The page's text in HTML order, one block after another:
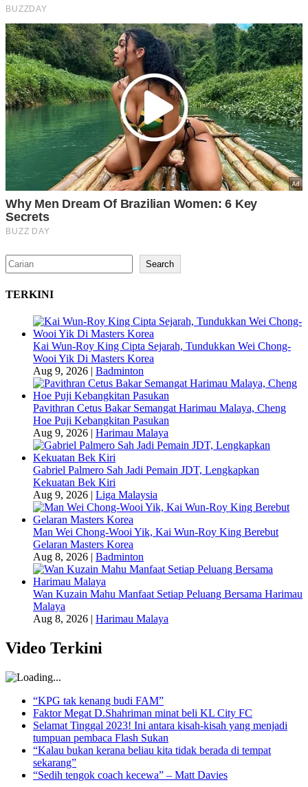
Search Search
TERKINI
Kai Wun-Roy King Cipta Sejarah, Tundukkan Wei Chong-
Wooi Yik Di Masters Korea
Aug 9, 2026 | Badminton
Pavithran Cetus Bakar Semangat Harimau Malaya, Cheng
Hoe Puji Kebangkitan Pasukan
Aug 9, 2026 | Harimau Malaya
Gabriel Palmero Sah Jadi Pemain JDT, Lengkapkan
Kekuatan Bek Kiri
Aug 9, 2026 | Liga Malaysia
Man Wei Chong-Wooi Yik, Kai Wun-Roy King Berebut
Gelaran Masters Korea
Aug 8, 2026 | Badminton
Wan Kuzain Mahu Manfaat Setiap Peluang Bersama Harimau
Malaya
Aug 8, 2026 | Harimau Malaya
Video Terkini
“KPG tak kenang budi FAM”
Faktor Megat D.Shahriman minat beli KL City FC
Selamat Tinggal 2023! Ini antara kisah-kisah yang menjadi
tumpuan pembaca Flash Sukan
“Kalau bukan kerana beliau kita tidak berada di tempat
sekarang”
“Sedih tengok coach kecewa” – Matt Davies